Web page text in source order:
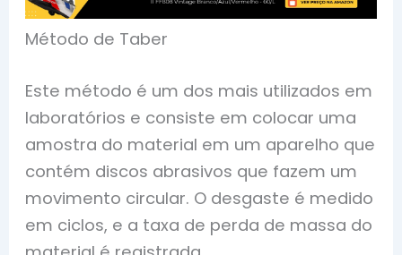
Método de Taber
Este método é um dos mais utilizados em
laboratórios e consiste em colocar uma
amostra do material em um aparelho que
contém discos abrasivos que fazem um
movimento circular. O desgaste é medido
em ciclos, e a taxa de perda de massa do